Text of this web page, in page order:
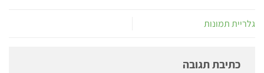
גלריית תמונות
כתיבת תגובה